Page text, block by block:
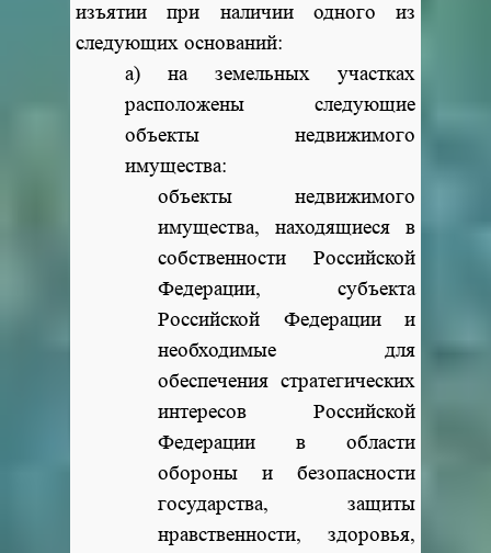
изъятии при наличии одного из
следующих оснований:
а) на земельных участках
расположены следующие
объекты недвижимого
имущества:
объекты недвижимого
имущества, находящиеся в
собственности Российской
Федерации, субъекта
Российской Федерации и
необходимые для
обеспечения стратегических
интересов Российской
Федерации в области
обороны и безопасности
государства, защиты
нравственности, здоровья,